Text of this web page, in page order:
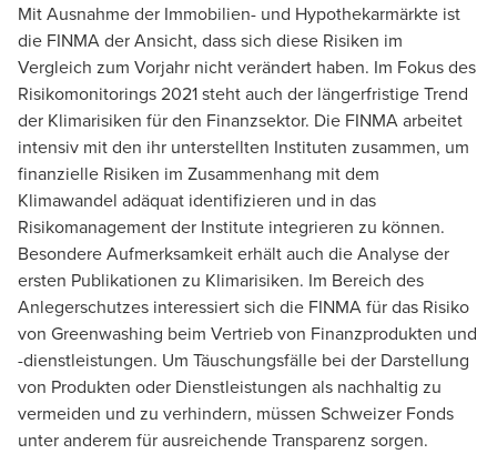
Mit Ausnahme der Immobilien- und Hypothekarmärkte ist
die FINMA der Ansicht, dass sich diese Risiken im
Vergleich zum Vorjahr nicht verändert haben. Im Fokus des
Risikomonitorings 2021 steht auch der längerfristige Trend
der Klimarisiken für den Finanzsektor. Die FINMA arbeitet
intensiv mit den ihr unterstellten Instituten zusammen, um
finanzielle Risiken im Zusammenhang mit dem
Klimawandel adäquat identifizieren und in das
Risikomanagement der Institute integrieren zu können.
Besondere Aufmerksamkeit erhält auch die Analyse der
ersten Publikationen zu Klimarisiken. Im Bereich des
Anlegerschutzes interessiert sich die FINMA für das Risiko
von Greenwashing beim Vertrieb von Finanzprodukten und
-dienstleistungen. Um Täuschungsfälle bei der Darstellung
von Produkten oder Dienstleistungen als nachhaltig zu
vermeiden und zu verhindern, müssen Schweizer Fonds
unter anderem für ausreichende Transparenz sorgen.